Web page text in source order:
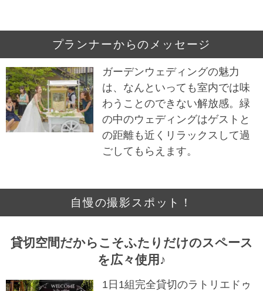
プランナーからのメッセージ
ガーデンウェディングの魅力
は、なんといっても室内では味
わうことのできない解放感。緑
の中のウェディングはゲストと
の距離も近くリラックスして過
ごしてもらえます。
自慢の撮影スポット！
貸切空間だからこそふたりだけのスペース
を広々使用♪
1日1組完全貸切のラトリエドゥ